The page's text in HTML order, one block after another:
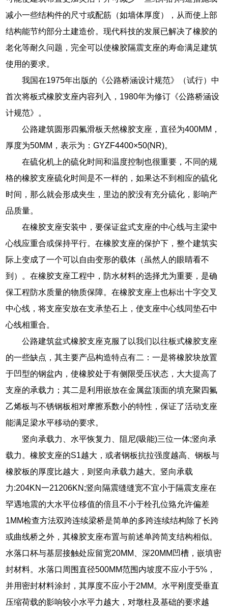
减小一些结构件的尺寸或配筋（如墙体厚度），从而使上部
结构能节约部分土建造价。现代科技的发展已解决了橡胶的
老化等耐久问题，完全可以使橡胶隔震支座的寿命满足建筑
使用的要求。
我国在1975年出版的《公路桥涵设计规范》（试行）中
首次将板式橡胶支座内容列入，1980年为修订《公路桥涵设
计规范》。
公路建筑圆形四氟滑板天然橡胶支座，直径为400MM，
厚度为50MM，表示为：GYZF4400×50(NR)。
在硫化机上的硫化时间和温度控制也很重要，不同的规
格的橡胶支座硫化时间是不一样的，如果达不到相应的硫化
时间，那么就会形成夹生，里边的胶没有充分硫化，影响产
品质量。
在橡胶支座安装中，要保证盆式支座的中心线与主梁中
心线应重合或保持平行。在橡胶支座的保护下，整个建筑实
际上变成了一个可以自由变形的载体（虽然人的眼睛看不
到）。在橡胶支座工程中，防水材料的选择尤为重要，是确
保工程防水质量的物质保障。在橡胶支座上也标出十字交叉
中心线，将支座安放在支承垫石上，使支座中心线同垫石中
心线相重合。
公路建筑盆式橡胶支座克服了以我们以往板式橡胶支座
的一些缺点，其主要产品构造特点有二：一是将橡胶块放置
于凹型的钢盆内，使橡胶处于有侧限受压状态，大大提高了
支座的承载力；其二是利用嵌放在金属盆顶面的填充聚四氟
乙烯板与不锈钢板相对摩擦系数小的特性，保证了活动支座
能满足梁水平移动的要求。
竖向承载力、水平恢复力、阻尼(吸能)三位一体;竖向承
载力。橡胶支座的S1越大，或者钢板抗拉强度越高、钢板与
橡胶板的厚度比越大，则竖向承载力越大。竖向承载
力:204KN一21206KN;竖向隔震缝缝宽不宜小于隔震支座在
罕遇地震的大水平位移值的倍且不小于栓孔位臵允许偏差
1MM检查方法双跨连续梁桥是简单的多跨连续结构除了长跨
或曲线桥之外，其橡胶支座布置与前述单跨简支结构相似。
水落口杯与基层接触处应留宽20MM、深20MM凹槽，嵌填密
封材料。水落口周围直径500MM范围内坡度不应小于5%，
并用密封材料涂封，其厚度不应小于2MM。水平刚度受垂直
压缩荷载的影响较小水平力越大，对墩柱及基础的要求越